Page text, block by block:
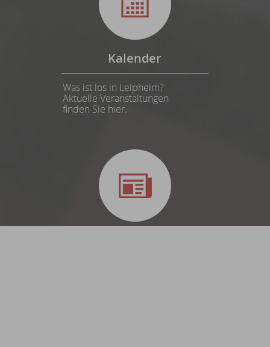
Kalender
Was ist los in Leipheim?
Aktuelle Veranstaltungen
finden Sie hier.